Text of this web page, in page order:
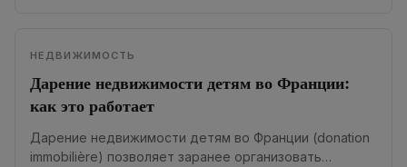
НЕДВИЖИМОСТЬ
Дарение недвижимости детям во Франции:
как это работает
Дарение недвижимости детям во Франции (donation
immobilière) позволяет заранее организовать